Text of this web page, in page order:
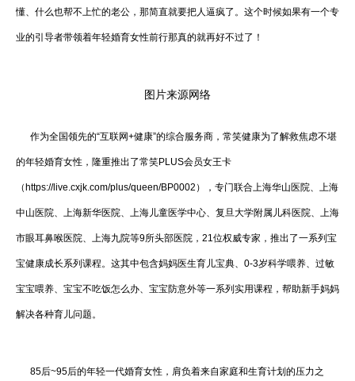
懂、什么也帮不上忙的老公，那简直就要把人逼疯了。这个时候如果有一个专
业的引导者带领着年轻婚育女性前行那真的就再好不过了！
图片来源网络
作为全国领先的“互联网+健康”的综合服务商，常笑健康为了解救焦虑不堪
的年轻婚育女性，隆重推出了常笑PLUS会员女王卡
（https://live.cxjk.com/plus/queen/BP0002），专门联合上海华山医院、上海
中山医院、上海新华医院、上海儿童医学中心、复旦大学附属儿科医院、上海
市眼耳鼻喉医院、上海九院等9所头部医院，21位权威专家，推出了一系列宝
宝健康成长系列课程。这其中包含妈妈医生育儿宝典、0-3岁科学喂养、过敏
宝宝喂养、宝宝不吃饭怎么办、宝宝防意外等一系列实用课程，帮助新手妈妈
解决各种育儿问题。
85后~95后的年轻一代婚育女性，肩负着来自家庭和生育计划的压力之